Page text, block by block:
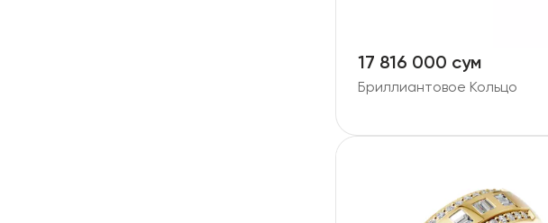
17 816 000 сум
Бриллиантовое Кольцо